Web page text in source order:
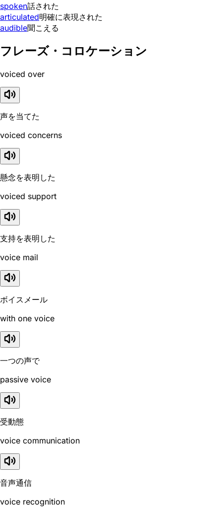
spoken話された
articulated明確に表現された
audible聞こえる
フレーズ・コロケーション
voiced over
声を当てた
voiced concerns
懸念を表明した
voiced support
支持を表明した
voice mail
ボイスメール
with one voice
一つの声で
passive voice
受動態
voice communication
音声通信
voice recognition